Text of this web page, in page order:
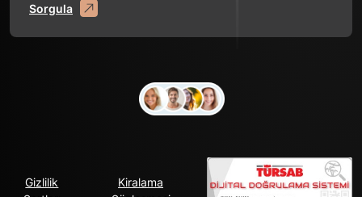
Sorgula
Gizlilik
Kiralama